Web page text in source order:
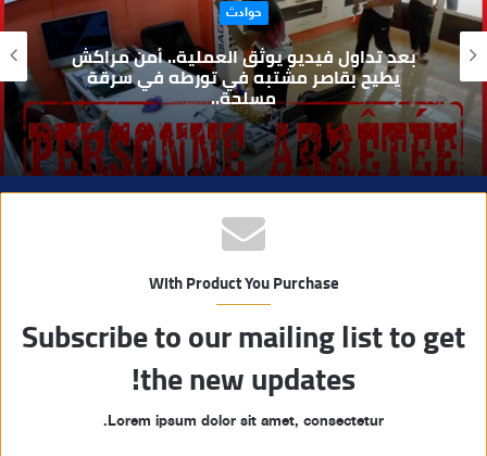
ل
و
ي
ب
حوادث
بعد تداول فيديو يوثق العملية.. أمن مراكش
يطيح بقاصر مشتبه في تورطه في سرقة
مسلحة..
With Product You Purchase
Subscribe to our mailing list to get
the new updates!
Lorem ipsum dolor sit amet, consectetur.